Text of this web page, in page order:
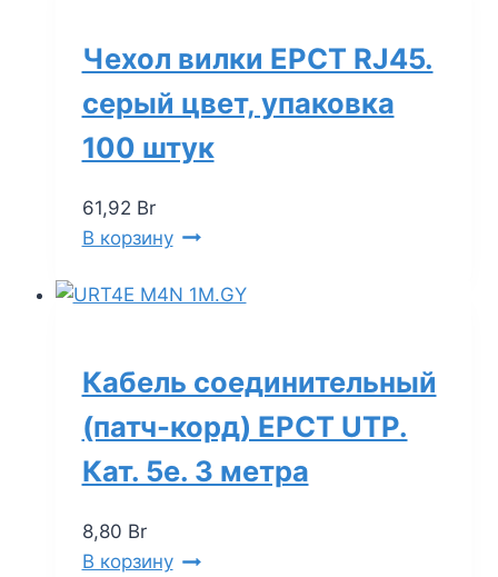
Чехол вилки EPCT RJ45.
серый цвет, упаковка
100 штук
61,92 Br
В корзину
Кабель соединительный
(патч-корд) EPCT UTP.
Кат. 5e. 3 метра
8,80 Br
В корзину